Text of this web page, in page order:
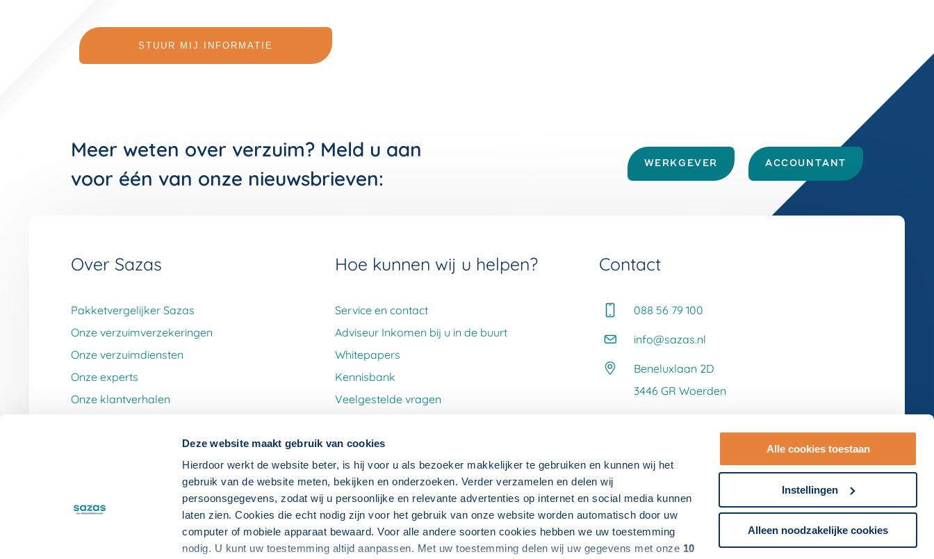
Deze website maakt gebruik van cookies
Hierdoor werkt de website beter, is hij voor u als bezoeker makkelijker te gebruiken en kunnen wij het
gebruik van de website meten, bekijken en onderzoeken. Verder verzamelen en delen wij
persoonsgegevens, zodat wij u persoonlijke en relevante advertenties op internet en social media kunnen
laten zien. Cookies die echt nodig zijn voor het gebruik van onze website worden automatisch door uw
computer of mobiele apparaat bewaard. Voor alle andere soorten cookies hebben we uw toestemming
nodig. U kunt uw toestemming altijd aanpassen. Met uw toestemming delen wij uw gegevens met onze 10
Alle cookies toestaan
Instellingen
Alleen noodzakelijke cookies
Meer weten over verzuim? Meld u aan
voor één van onze nieuwsbrieven:
WERKGEVER ACCOUNTANT
Over Sazas
Pakketvergelijker Sazas
Onze verzuimverzekeringen
Onze verzuimdiensten
Onze experts
Onze klantverhalen
Hoe kunnen wij u helpen?
Service en contact
Adviseur Inkomen bij u in de buurt
Whitepapers
Kennisbank
Veelgestelde vragen
Contact
088 56 79 100
info@sazas.nl
Beneluxlaan 2D
3446 GR Woerden
PRIVACYVERKLARING DOWNLOADS